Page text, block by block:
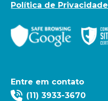
Política de Privacidade
Entre em contato
(11) 3933-3670